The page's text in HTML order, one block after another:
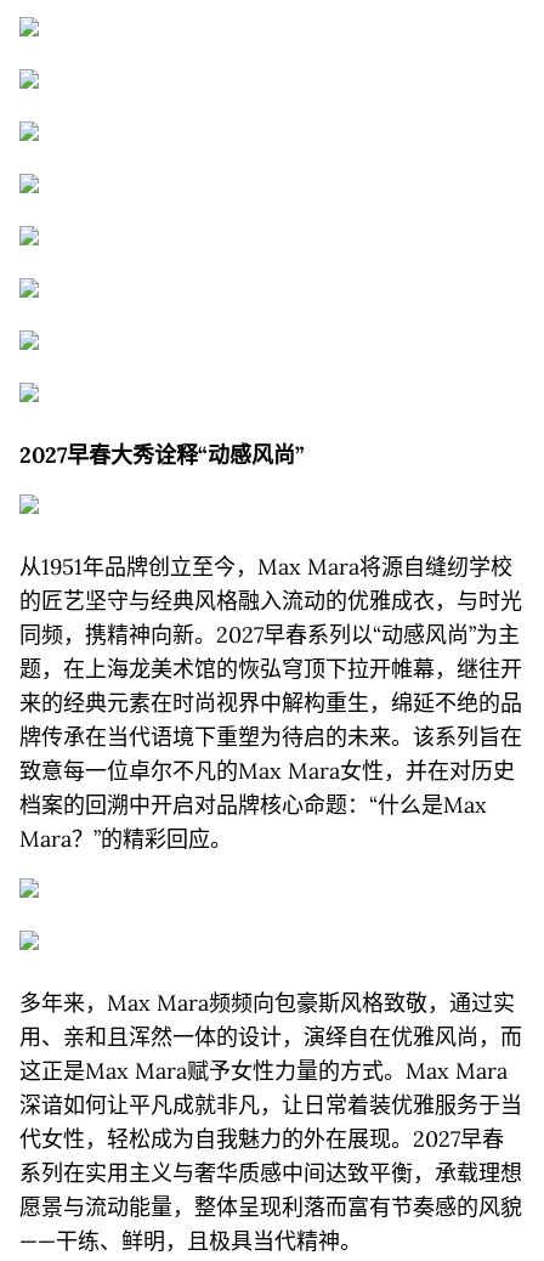
2027早春大秀诠释“动感风尚”
从1951年品牌创立至今，Max Mara将源自缝纫学校
的匠艺坚守与经典风格融入流动的优雅成衣，与时光
同频，携精神向新。2027早春系列以“动感风尚”为主
题，在上海龙美术馆的恢弘穹顶下拉开帷幕，继往开
来的经典元素在时尚视界中解构重生，绵延不绝的品
牌传承在当代语境下重塑为待启的未来。该系列旨在
致意每一位卓尔不凡的Max Mara女性，并在对历史
档案的回溯中开启对品牌核心命题：“什么是Max
Mara？”的精彩回应。
多年来，Max Mara频频向包豪斯风格致敬，通过实
用、亲和且浑然一体的设计，演绎自在优雅风尚，而
这正是Max Mara赋予女性力量的方式。Max Mara
深谙如何让平凡成就非凡，让日常着装优雅服务于当
代女性，轻松成为自我魅力的外在展现。2027早春
系列在实用主义与奢华质感中间达致平衡，承载理想
愿景与流动能量，整体呈现利落而富有节奏感的风貌
——干练、鲜明，且极具当代精神。